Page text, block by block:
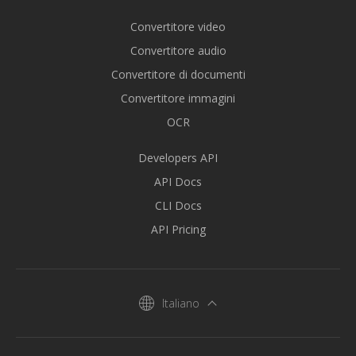
Convertitore video
Convertitore audio
Convertitore di documenti
Convertitore immagini
OCR
Developers API
API Docs
CLI Docs
API Pricing
Italiano